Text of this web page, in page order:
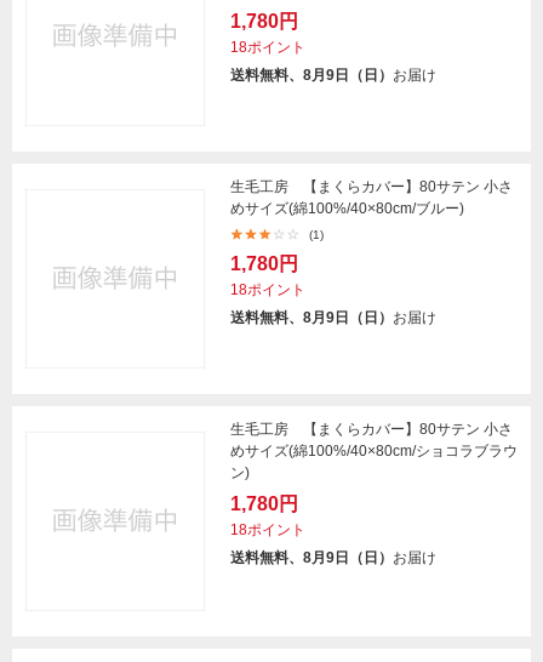
1,780円
18ポイント
送料無料、8月9日（日） お届け
生毛工房 【まくらカバー】80サテン 小さ
めサイズ(綿100%/40×80cm/ブルー)
(1)
1,780円
18ポイント
送料無料、8月9日（日） お届け
生毛工房 【まくらカバー】80サテン 小さ
めサイズ(綿100%/40×80cm/ショコラブラウ
ン)
1,780円
18ポイント
送料無料、8月9日（日） お届け